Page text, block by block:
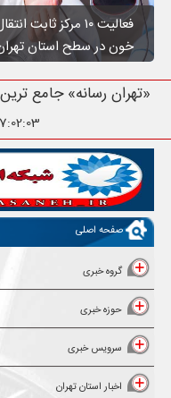
فعالیت ۱۰ مرکز ثابت
خون در سطح استان
«تهران رسانه» جامع ترین
صفحه اصلی
گروه خبری
حوزه خبری
سرویس خبری
اخبار استان تهران